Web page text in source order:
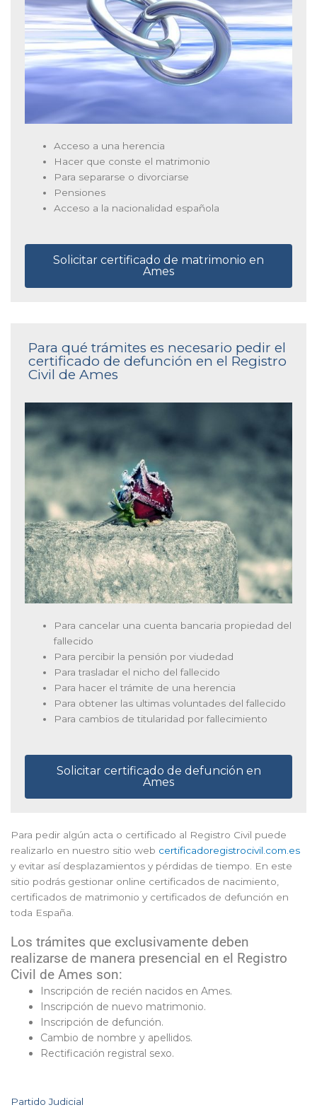
Acceso a una herencia
Hacer que conste el matrimonio
Para separarse o divorciarse
Pensiones
Acceso a la nacionalidad española
Solicitar certificado de matrimonio en
Ames
Para qué trámites es necesario pedir el
certificado de defunción en el Registro
Civil de Ames
Para cancelar una cuenta bancaria propiedad del
fallecido
Para percibir la pensión por viudedad
Para trasladar el nicho del fallecido
Para hacer el trámite de una herencia
Para obtener las ultimas voluntades del fallecido
Para cambios de titularidad por fallecimiento
Solicitar certificado de defunción en
Ames
Para pedir algún acta o certificado al Registro Civil puede
realizarlo en nuestro sitio web certificadoregistrocivil.com.es
y evitar así desplazamientos y pérdidas de tiempo. En este
sitio podrás gestionar online certificados de nacimiento,
certificados de matrimonio y certificados de defunción en
toda España.
Los trámites que exclusivamente deben
realizarse de manera presencial en el Registro
Civil de Ames son:
Inscripción de recién nacidos en Ames.
Inscripción de nuevo matrimonio.
Inscripción de defunción.
Cambio de nombre y apellidos.
Rectificación registral sexo.
Partido Judicial